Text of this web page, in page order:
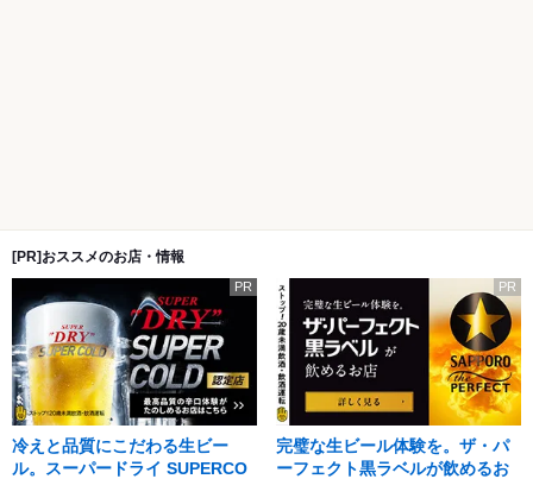
[PR]おススメのお店・情報
PR
冷えと品質にこだわる生ビー
ル。スーパードライ SUPERCO
PR
完璧な生ビール体験を。ザ・パ
ーフェクト黒ラベルが飲めるお